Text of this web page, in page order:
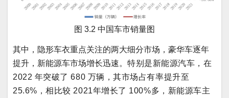
图 3.2 中国车市销量图
其中，隐形车衣重点关注的两大细分市场，豪华车逐年
提升，新能源车市场增长迅速。 特别是新能源汽车，在
2022 年突破了 680 万辆，其市场占有率提升至
25.6%，相比较 2021年增长了 100%多，新能源车主